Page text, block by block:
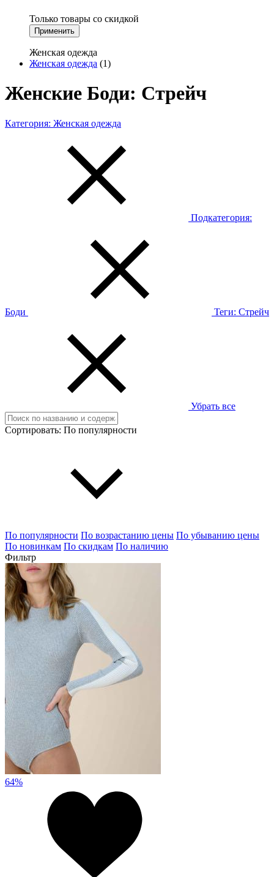
Только товары со скидкой
Применить
Женская одежда
Женская одежда (1)
Женские Боди: Стрейч
Категория: Женская одежда
Подкатегория:
Боди Теги: Стрейч
Убрать все
Сортировать: По популярности
По популярности По возрастанию цены По убыванию цены
По новинкам По скидкам По наличию
Фильтр
64%